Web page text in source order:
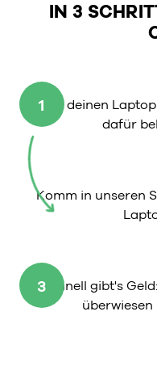
IN 3
1
Wähle deinen
dafür
Komm in unseren
3
So schnell gibt's
überwiesen